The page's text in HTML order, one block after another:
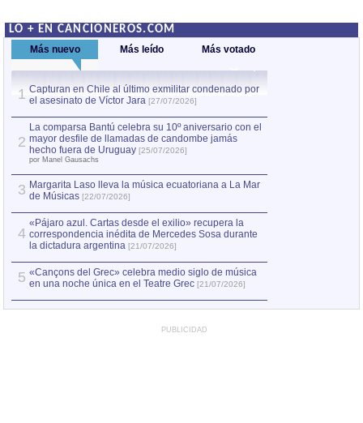
LO + EN CANCIONEROS.COM
Más nuevo Más leído Más votado
1 Capturan en Chile al último exmilitar condenado por
el asesinato de Víctor Jara [27/07/2026]
2
La comparsa Bantú celebra su 10º aniversario con el
mayor desfile de llamadas de candombe jamás
hecho fuera de Uruguay [25/07/2026]
por Manel Gausachs
3 Margarita Laso lleva la música ecuatoriana a La Mar
de Músicas [22/07/2026]
4
«Pájaro azul. Cartas desde el exilio» recupera la
correspondencia inédita de Mercedes Sosa durante
la dictadura argentina [21/07/2026]
5 «Cançons del Grec» celebra medio siglo de música
en una noche única en el Teatre Grec [21/07/2026]
PUBLICIDAD